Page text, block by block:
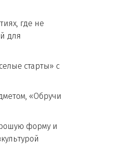
где не
для
старты» с
«Обручи
форму и